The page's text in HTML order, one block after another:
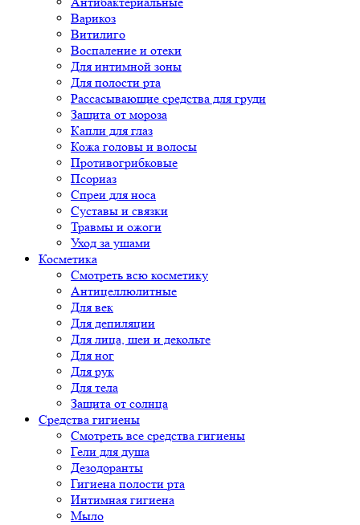
Варикоз
Витилиго
Воспаление и отеки
Для интимной зоны
Для полости рта
Рассасывающие средства для груди
Защита от мороза
Капли для глаз
Кожа головы и волосы
Противогрибковые
Псориаз
Спреи для носа
Суставы и связки
Травмы и ожоги
Уход за ушами
Косметика
Смотреть всю косметику
Антицеллюлитные
Для век
Для депиляции
Для лица, шеи и декольте
Для ног
Для рук
Для тела
Защита от солнца
Средства гигиены
Смотреть все средства гигиены
Гели для душа
Дезодоранты
Гигиена полости рта
Интимная гигиена
Мыло